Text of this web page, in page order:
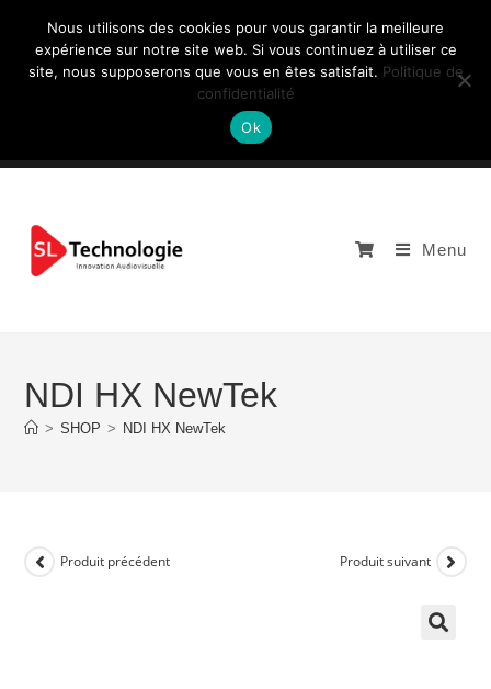
NOUS CONTACTEZ: +33 (0)4 77 81 49 35
Menu
NDI HX NewTek
> SHOP > NDI HX NewTek
Produit précédent Produit suivant
Nous utilisons des cookies pour vous garantir la meilleure
expérience sur notre site web. Si vous continuez à utiliser ce
site, nous supposerons que vous en êtes satisfait. Politique de
confidentialité
Ok